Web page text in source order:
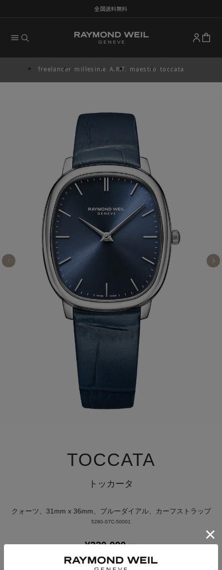
全国送料無料
freelancer millesime A.R.T. maestro toccata
TOCCATA
トッカータ
クォーツ、31mm x 36mm、ブルーダイアル、カーフストラップ
5280-STC-50001
¥220,000税込
2営業日以内に発送